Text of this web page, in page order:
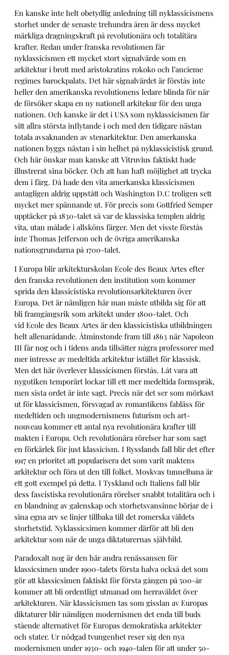
En kanske inte helt obetydlig anledning till nyklassicismens
storhet under de senaste trehundra åren är dess mycket
märkliga dragningskraft på revolutionära och totalitära
krafter. Redan under franska revolutionen får
nyklassicismen ett mycket stort signalvärde som en
arkitektur i brott med aristokratins rokoko och l’ancieme
regimes barockpalats. Det här signalvärdet är förstås inte
heller den amerikanska revolutionens ledare blinda för när
de försöker skapa en ny nationell arkitekur för den unga
nationen. Och kanske är det i USA som nyklassicismen får
sitt allra största inflytande i och med den tidigare nästan
totala avsaknanden av stenarkitektur. Den amerkanska
nationen byggs nästan i sin helhet på nyklassicistisk grund.
Och här önskar man kanske att Vitruvius faktiskt hade
illustrerat sina böcker. Och att han haft möjlighet att trycka
dem i färg. Då hade den vita amerkanska klassicismen
antagligen aldrig uppstått och Washington D.C troligen sett
mycket mer spännande ut. För precis som Gottfried Semper
upptäcker på 1830-talet så var de klassiska templen aldrig
vita, utan målade i allsköns färger. Men det visste förstås
inte Thomas Jefferson och de övriga amerikanska
nationsgrundarna på 1700-talet.
I Europa blir arkitekturskolan Ecole des Beaux Artes efter
den franska revolutionen den institution som kommer
sprida den klassicistiska revolutionsarkitekturen över
Europa. Det är nämligen här man måste utbilda sig för att
bli framgångsrik som arkitekt under 1800-talet. Och
vid Ecole des Beaux Artes är den klassicistiska utbildningen
helt allenarådande. Åtminstonde fram till 1863 när Napoleon
III får nog och i tidens anda tillsätter några professorer med
mer intresse av medeltida arkitektur istället för klassisk.
Men det här överlever klassicismen förstås. Låt vara att
nygotiken temporärt lockar till ett mer medeltida formspråk,
men sista ordet är inte sagt. Precis när det ser som mörkast
ut för klassicismen, försvagad av romantikens fabläss för
medeltiden och ungmodernismens futurism och art-
nouveau kommer ett antal nya revolutionära krafter till
makten i Europa. Och revolutionära rörelser har som sagt
en förkärlek för just klassicism. I Rysslands fall blir det efter
1917 en prioritet att popularisera det som varit maktens
arkitektur och föra ut den till folket. Moskvas tunnelbana är
ett gott exempel på detta. I Tyskland och Italiens fall blir
dess fascistiska revolutionära rörelser snabbt totalitära och i
en blandning av galenskap och storhetsvansinne börjar de i
sina egna arv se linjer tillbaka till det romerska väldets
storhetstid. Nyklassicsimen kommer därför att bli den
arkitektur som när de unga diktaturernas självbild.
Paradoxalt nog är den här andra renässansen för
klassicsimen under 1900-talets första halva också det som
gör att klassicsimen faktiskt för första gången på 500-år
kommer att bli ordentligt utmanad om herraväldet över
arkitekturen. När klassicismen tas som gisslan av Europas
diktaturer blir nämligen modernismen det enda till buds
stående alternativet för Europas demokratiska arkitekter
och stater. Ur nödgad tvungenhet reser sig den nya
modernismen under 1930- och 1940-talen för att under 50-